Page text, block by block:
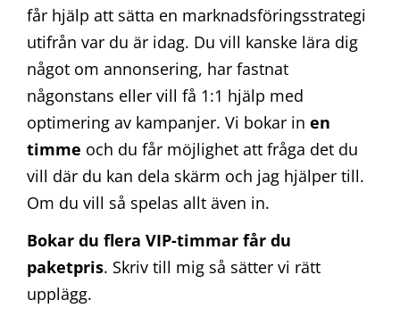
får hjälp att sätta en marknadsföringsstrategi
utifrån var du är idag. Du vill kanske lära dig
något om annonsering, har fastnat
någonstans eller vill få 1:1 hjälp med
optimering av kampanjer. Vi bokar in en
timme och du får möjlighet att fråga det du
vill där du kan dela skärm och jag hjälper till.
Om du vill så spelas allt även in.
Bokar du flera VIP-timmar får du
paketpris. Skriv till mig så sätter vi rätt
upplägg.